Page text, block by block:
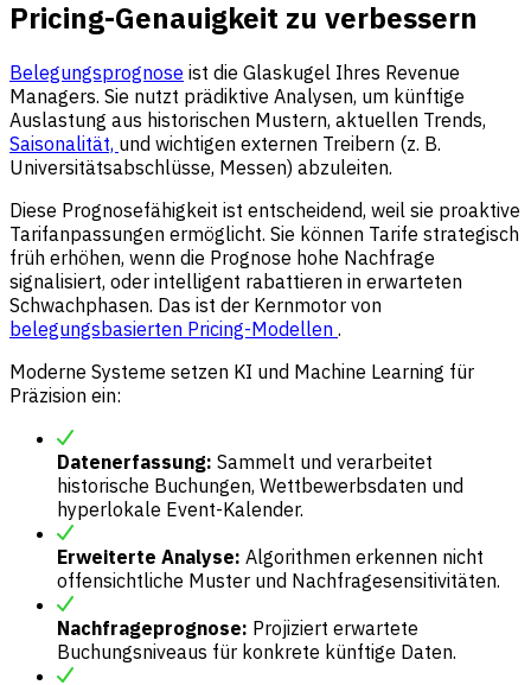
Pricing-Genauigkeit zu verbessern
Belegungsprognose ist die Glaskugel Ihres Revenue
Managers. Sie nutzt prädiktive Analysen, um künftige
Auslastung aus historischen Mustern, aktuellen Trends,
Saisonalität, und wichtigen externen Treibern (z. B.
Universitätsabschlüsse, Messen) abzuleiten.
Diese Prognosefähigkeit ist entscheidend, weil sie proaktive
Tarifanpassungen ermöglicht. Sie können Tarife strategisch
früh erhöhen, wenn die Prognose hohe Nachfrage
signalisiert, oder intelligent rabattieren in erwarteten
Schwachphasen. Das ist der Kernmotor von
belegungsbasierten Pricing-Modellen .
Moderne Systeme setzen KI und Machine Learning für
Präzision ein:
Datenerfassung: Sammelt und verarbeitet
historische Buchungen, Wettbewerbsdaten und
hyperlokale Event-Kalender.
Erweiterte Analyse: Algorithmen erkennen nicht
offensichtliche Muster und Nachfragesensitivitäten.
Nachfrageprognose: Projiziert erwartete
Buchungsniveaus für konkrete künftige Daten.